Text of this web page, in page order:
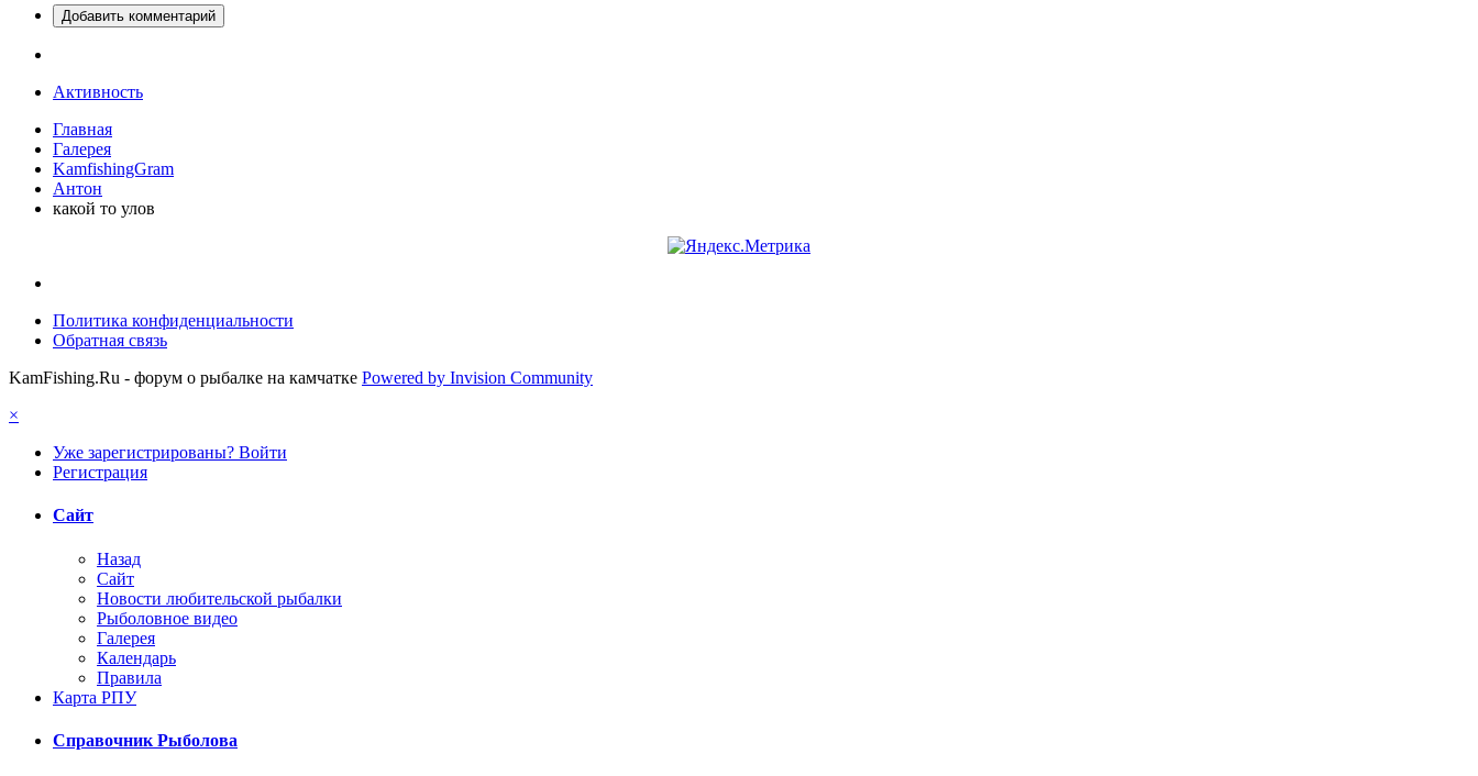
Добавить комментарий
Активность
Главная
Галерея
KamfishingGram
Антон
какой то улов
Политика конфиденциальности
Обратная связь
KamFishing.Ru - форум о рыбалке на камчатке Powered by Invision Community
×
Уже зарегистрированы? Войти
Регистрация
Сайт
Назад
Сайт
Новости любительской рыбалки
Рыболовное видео
Галерея
Календарь
Правила
Карта РПУ
Справочник Рыболова